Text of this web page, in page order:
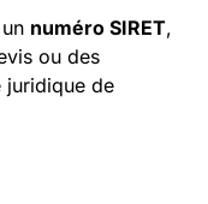
numéro SIRET,
ou des
juridique de